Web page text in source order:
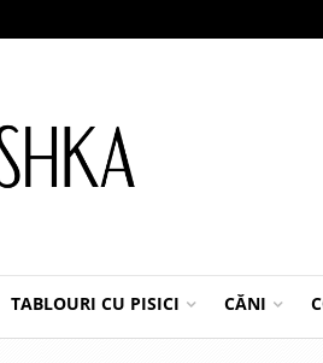
TABLOURI CU PISICI CĂNI